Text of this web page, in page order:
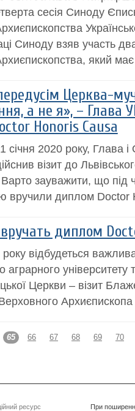
сесія Синоду
Синоду взяв участь
який має
Церква-
а не я», – Глава
Honoris Causa
січня 2020 року, Глава
візит до
Варто зауважити, що під
вручили диплом
вручать диплом
року відбудеться
аграрного університету
Церкви – візит
Архиєпископа
65 66 67 68 69 70
ресурс
При